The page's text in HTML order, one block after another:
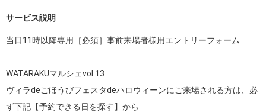
サービス説明
当日11時以降専用［必須］事前来場者様用エントリーフォーム
WATARAKUマルシェvol.13
ヴィラdeごほうびフェスタdeハロウィーンにご来場される方は、必
ず下記【予約できる日を探す】から